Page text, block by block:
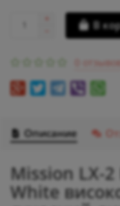
В
0 отзывов
Описание
Mission LX-
White